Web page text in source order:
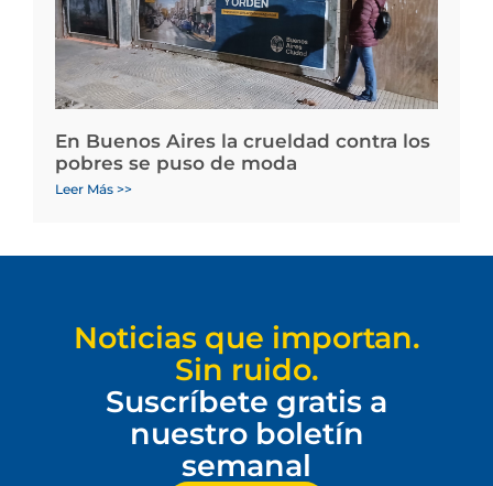
En Buenos Aires la crueldad contra los
pobres se puso de moda
Leer Más >>
Noticias que importan.
Sin ruido.
Suscríbete gratis a
nuestro boletín
semanal